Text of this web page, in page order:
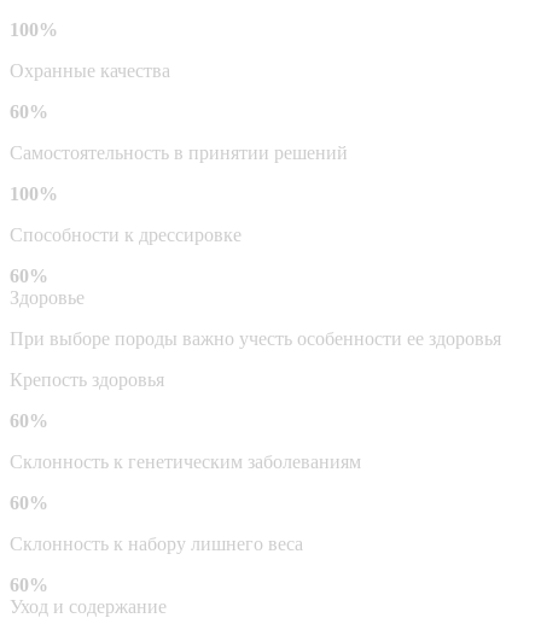
100%
Охранные качества
60%
Самостоятельность в принятии решений
100%
Способности к дрессировке
60%
Здоровье
При выборе породы важно учесть особенности ее здоровья
Крепость здоровья
60%
Склонность к генетическим заболеваниям
60%
Склонность к набору лишнего веса
60%
Уход и содержание